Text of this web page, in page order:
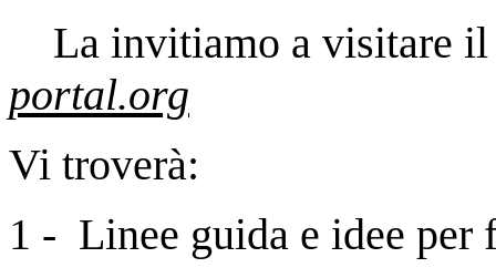
La invitiamo a visitare
portal.org
Vi troverà:
1 - Linee guida e idee per